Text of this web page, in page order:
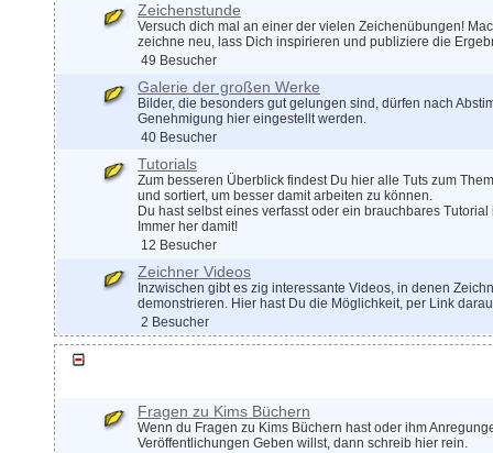
Zeichenstunde
Versuch dich mal an einer der vielen Zeichenübungen!
zeichne neu, lass Dich inspirieren und publiziere die
49 Besucher
Galerie der großen Werke
Bilder, die besonders gut gelungen sind, dürfen nach
Genehmigung hier eingestellt werden.
40 Besucher
Tutorials
Zum besseren Überblick findest Du hier alle Tuts zum
und sortiert, um besser damit arbeiten zu können.
Du hast selbst eines verfasst oder ein brauchbares
Immer her damit!
12 Besucher
Zeichner Videos
Inzwischen gibt es zig interessante Videos, in denen
demonstrieren. Hier hast Du die Möglichkeit, per Link
2 Besucher
Fragen zu Kims Büchern
Wenn du Fragen zu Kims Büchern hast oder ihm
Veröffentlichungen Geben willst, dann schreib hier rein.